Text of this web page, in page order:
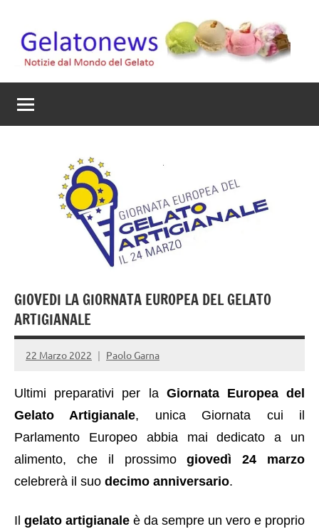
contenuto
Gelato
News
mondo
del
GIOVEDI LA GIORNATA EUROPEA DEL GELATO
ARTIGIANALE
22 Marzo 2022 Paolo Garna
Ultimi preparativi per la Giornata Europea del
Gelato Artigianale, unica Giornata cui il
Parlamento Europeo abbia mai dedicato a un
alimento, che il prossimogiovedì 24 marzo
celebrerà il suo decimo anniversario.
I gelato artigianale è da sempre un vero e proprio